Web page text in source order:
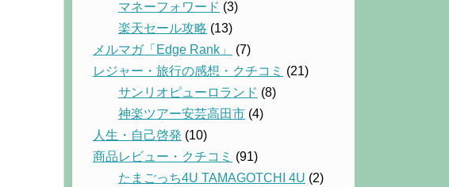
マネーフォワード (3)
楽天セール攻略 (13)
メルマガ「Edge Rank」
(7)
レジャー・旅行の感想・クチコミ (21)
サンリオピューロランド (8)
神楽ツアー安芸高田市 (4)
人生・自己啓発 (10)
商品レビュー・クチコミ (91)
たまごっち4U TAMAGOTCHI 4U (2)